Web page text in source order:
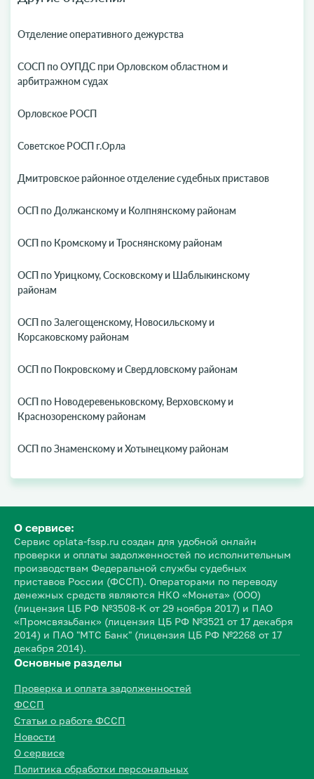
Отделение оперативного дежурства
СОСП по ОУПДС при Орловском областном и
арбитражном судах
Орловское РОСП
Советское РОСП г.Орла
Дмитровское районное отделение судебных приставов
ОСП по Должанскому и Колпнянскому районам
ОСП по Кромскому и Троснянскому районам
ОСП по Урицкому, Сосковскому и Шаблыкинскому
районам
ОСП по Залегощенскому, Новосильскому и
Корсаковскому районам
ОСП по Покровскому и Свердловскому районам
ОСП по Новодеревеньковскому, Верховскому и
Краснозоренскому районам
ОСП по Знаменскому и Хотынецкому районам
О сервисе:
Сервис oplata-fssp.ru создан для удобной онлайн
проверки и оплаты задолженностей по исполнительным
производствам Федеральной службы судебных
приставов России (ФССП). Операторами по переводу
денежных средств являются НКО «Монета» (ООО)
(лицензия ЦБ РФ №3508-К от 29 ноября 2017) и ПАО
«Промсвязьбанк» (лицензия ЦБ РФ №3521 от 17 декабря
2014) и ПАО "МТС Банк" (лицензия ЦБ РФ №2268 от 17
декабря 2014).
Основные разделы
Проверка и оплата задолженностей
ФССП
Статьи о работе ФССП
Новости
О сервисе
Политика обработки персональных